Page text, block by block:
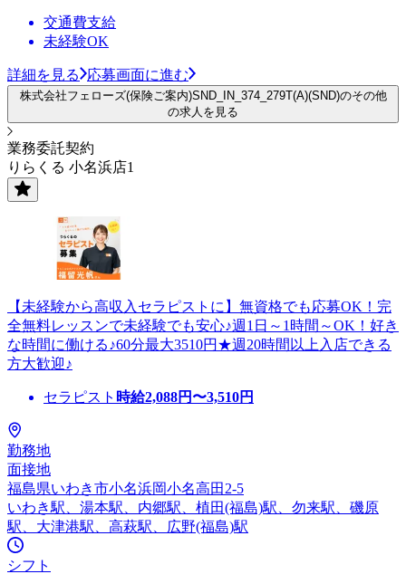
交通費支給
未経験OK
詳細を見る 応募画面に進む
株式会社フェローズ(保険ご案内)SND_IN_374_279T(A)(SND)のその他
の求人を見る
業務委託契約
りらくる 小名浜店1
【未経験から高収入セラピストに】無資格でも応募OK！完
全無料レッスンで未経験でも安心♪週1日～1時間～OK！好き
な時間に働ける♪60分最大3510円★週20時間以上入店できる
方大歓迎♪
セラピスト 時給2,088円〜3,510円
勤務地
面接地
福島県いわき市小名浜岡小名高田2-5
いわき駅、湯本駅、内郷駅、植田(福島)駅、勿来駅、磯原
駅、大津港駅、高萩駅、広野(福島)駅
シフト